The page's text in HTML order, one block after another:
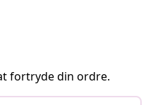
fortryde din ordre.